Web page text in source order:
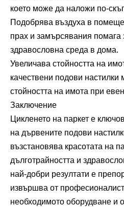
което може да наложи по-
Подобрява въздуха в
прах и замърсявания
здравословна среда в дома.
Увеличава стойността на
качествени подови
стойността на имота при
Заключение
Цикленето на паркет е
на дървените подови
възстановява красотата на
дълготрайността и
най-добри резултати е
извършва от
необходимото оборудване и